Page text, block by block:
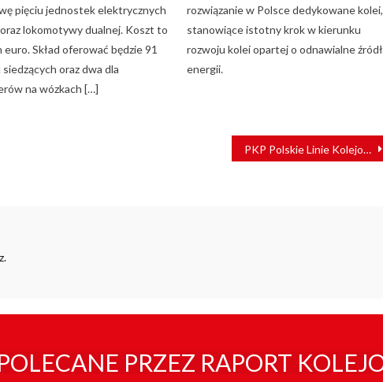
pięciu jednostek elektrycznych
lokomotywy dualnej. Koszt to
euro. Skład oferować będzie 91
siedzących oraz dwa dla
na wózkach […]
rozwiązanie w Polsce dedykowane kolei,
stanowiące istotny krok w kierunku
rozwoju kolei opartej o odnawialne
energii.
PKP Polskie Linie Kolejowe S.A. na Szczycie Kolei V4
PRZEZ RAPORT